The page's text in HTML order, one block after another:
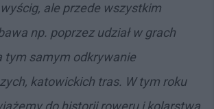
ale przede wszystkim
np. poprzez udział w grach
tym samym odkrywanie
katowickich tras. W tym roku
do historii roweru i kolarstwa